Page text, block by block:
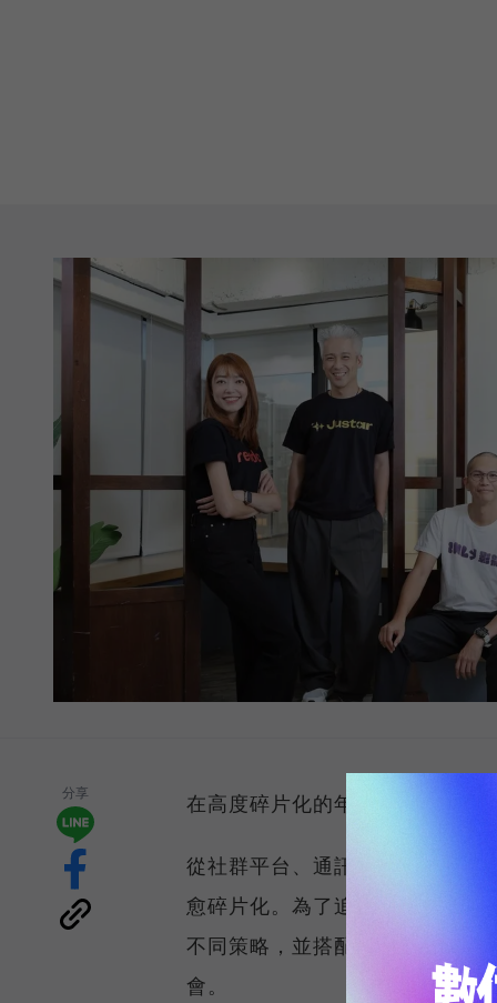
分享 在高度碎片化的年代，企業行銷
從社群平台、通訊軟體、搜尋引
愈碎片化。為了追求更好的行銷
不同策略，並搭配各式各樣的
會。